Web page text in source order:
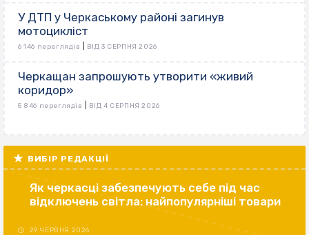
У ДТП у Черкаському районі загинув
мотоцикліст
6 146 переглядів ВІД 3 СЕРПНЯ 2026
Черкащан запрошують утворити «живий
коридор»
5 846 переглядів ВІД 4 СЕРПНЯ 2026
ВИБІР РЕДАКЦІЇ
Як черкасці забезпечують себе під час
відключень світла: найпопулярніші товари
29 ЧЕРВНЯ 2026